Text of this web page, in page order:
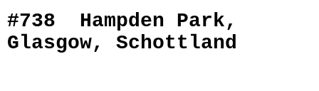
#738 Hampden Park,
Glasgow, Schottland